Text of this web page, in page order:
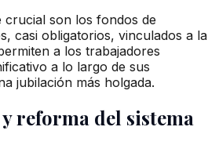
crucial son los fondos de
casi obligatorios, vinculados a la
a los trabajadores
a lo largo de sus
jubilación más holgada.
reforma del sistema